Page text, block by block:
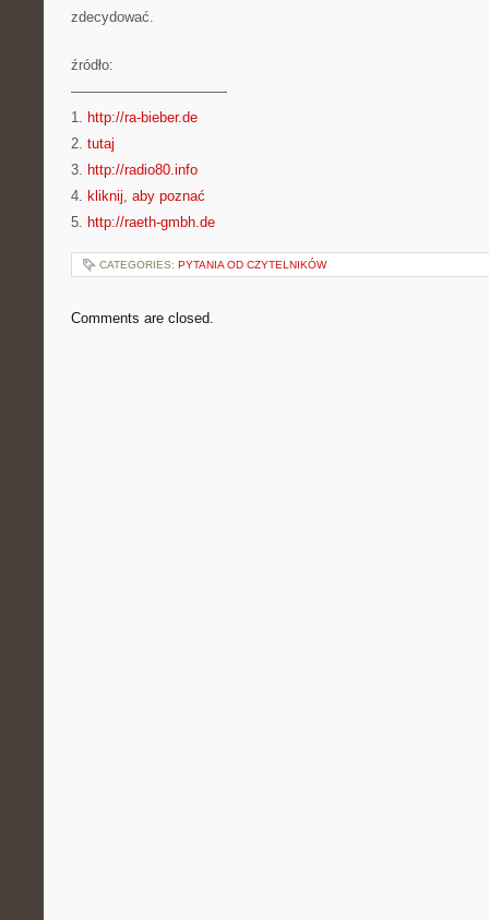
zdecydować.
źródło:
———————————
1. http://ra-bieber.de
2. tutaj
3. http://radio80.info
4. kliknij, aby poznać
5. http://raeth-gmbh.de
CATEGORIES: PYTANIA OD CZYTELNIKÓW
Comments are closed.